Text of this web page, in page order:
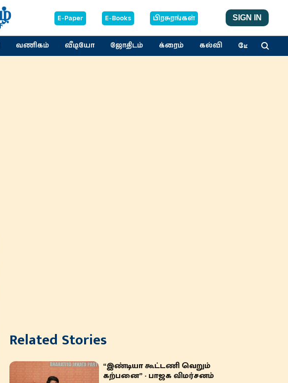
E-Paper E-Books பிரசுரங்கள் SIGN IN
வணிகம் வீடியோ ஜோதிடம் க்ரைம் கல்வி மேலும்
Related Stories
“இண்டியா கூட்டணி வெறும்
கற்பனை” - பாஜக விமர்சனம்